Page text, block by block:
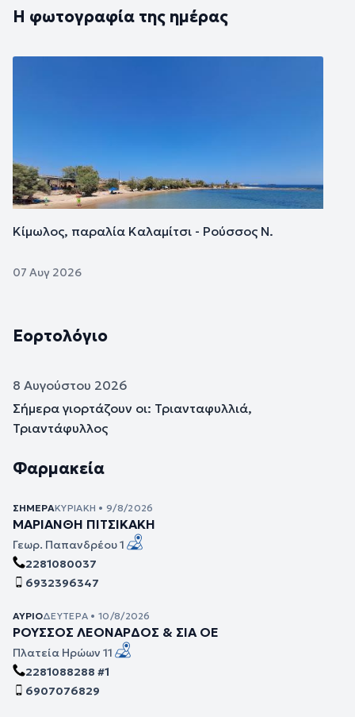
Η φωτογραφία της ημέρας
Κίμωλος, παραλία Καλαμίτσι - Ρούσσος Ν.
07 Αυγ 2026
Εορτολόγιο
8 Αυγούστου 2026
Σήμερα γιορτάζουν οι: Τριανταφυλλιά,
Τριαντάφυλλος
Φαρμακεία
ΣΉΜΕΡΑΚΥΡΙΑΚΉ • 9/8/2026
ΜΑΡΙΑΝΘΗ ΠΙΤΣΙΚΑΚΗ
Γεωρ. Παπανδρέου 1
2281080037
6932396347
ΑΎΡΙΟΔΕΥΤΈΡΑ • 10/8/2026
ΡΟΥΣΣΟΣ ΛΕΟΝΑΡΔΟΣ & ΣΙΑ ΟΕ
Πλατεία Ηρώων 11
2281088288 #1
6907076829